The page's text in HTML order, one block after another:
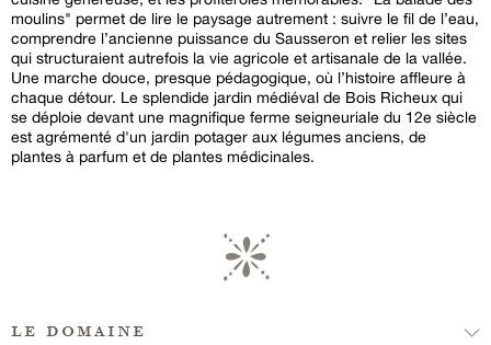
moulins" permet de lire le paysage autrement : suivre le fil de l’eau,
comprendre l’ancienne puissance du Sausseron et relier les sites
qui structuraient autrefois la vie agricole et artisanale de la vallée.
Une marche douce, presque pédagogique, où l’histoire affleure à
chaque détour. Le splendide jardin médiéval de Bois Richeux qui
se déploie devant une magnifique ferme seigneuriale du 12e siècle
est agrémenté d'un jardin potager aux légumes anciens, de
plantes à parfum et de plantes médicinales.
le domaine